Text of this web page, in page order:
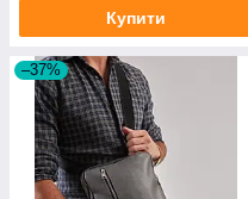
Купити
–37%